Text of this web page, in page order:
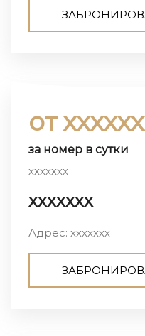
от
за номер в сутки
ххххххх
ххххххх
Адрес: ххххххх